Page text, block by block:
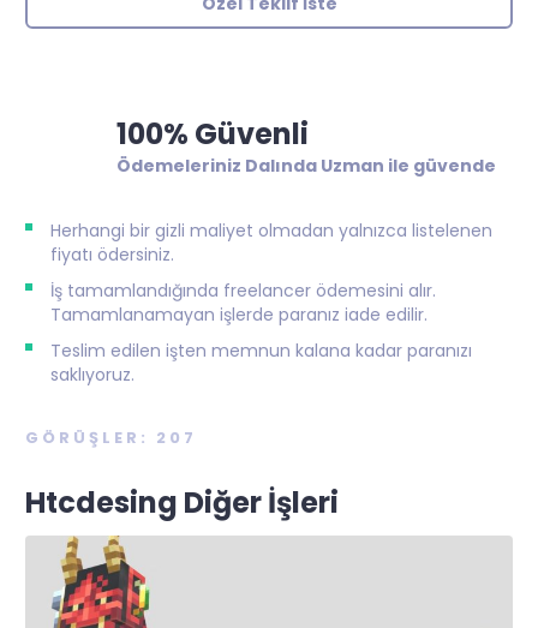
100% Güvenli
Ödemeleriniz Dalında Uzman ile güvende
Herhangi bir gizli maliyet olmadan yalnızca listelenen
fiyatı ödersiniz.
İş tamamlandığında freelancer ödemesini alır.
Tamamlanamayan işlerde paranız iade edilir.
Teslim edilen işten memnun kalana kadar paranızı
saklıyoruz.
GÖRÜŞLER: 207
Htcdesing Diğer İşleri